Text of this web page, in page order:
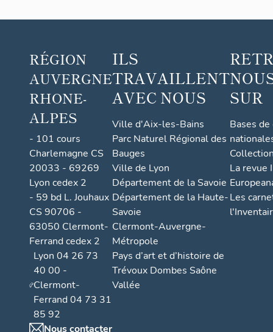
RÉGION
AUVERGNE
RHONE-
ALPES
- 101 cours
Charlemagne CS
20033 - 69269
Lyon cedex 2
- 59 bd L. Jouhaux
CS 90706 -
63050 Clermont-
Ferrand cedex 2
Lyon 04 26 73
40 00 -
Clermont-
Ferrand 04 73 31
85 92
Nous contacter
ILS
TRAVAILLENT
AVEC NOUS
Ville d'Aix-les-Bains
Parc Naturel Régional des
Bauges
Ville de Lyon
Département de la Savoie
Département de la Haute-
Savoie
Clermont-Auvergne-
Métropole
Pays d’art et d’histoire de
Trévoux Dombes Saône
Vallée
SUR
Bases
La revue
Les